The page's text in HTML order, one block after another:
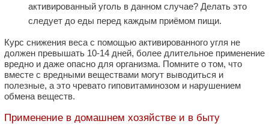
активированный уголь в данном случае? Делать это
следует до еды перед каждым приёмом пищи.
Курс снижения веса с помощью активированного угля не
должен превышать 10-14 дней, более длительное применение
вредно и даже опасно для организма. Помните о том, что
вместе с вредными веществами могут выводиться и
полезные, а это чревато гиповитаминозом и нарушением
обмена веществ.
Применение в домашнем хозяйстве и в быту